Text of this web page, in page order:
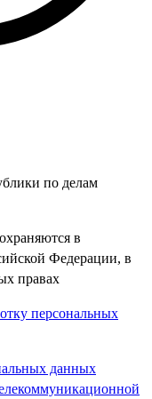
по делам
в
Федерации, в
правах
персональных
данных